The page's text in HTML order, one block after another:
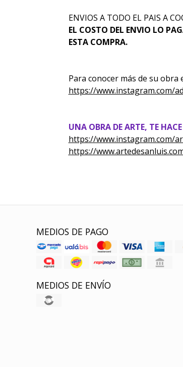
ENVIOS A TODO EL PAIS A
EL COSTO DEL ENVIO LO
ESTA COMPRA.
Para conocer más de su obra
https://www.instagram.com/
UNA OBRA DE ARTE, TE
https://www.instagram.com/
https://
MEDIOS DE PAGO
MEDIOS DE ENVÍO